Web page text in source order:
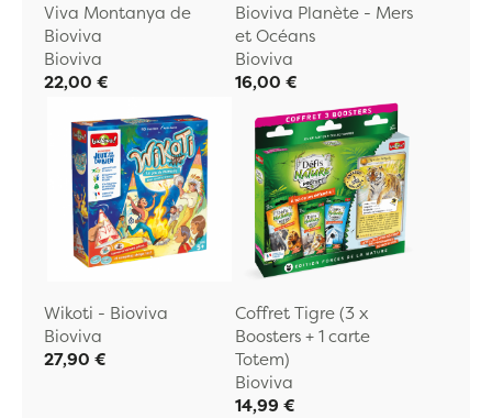
Viva Montanya de
Bioviva
Bioviva
22,00 €
Bioviva Planète - Mers
et Océans
Bioviva
16,00 €
Wikoti - Bioviva
Bioviva
27,90 €
Coffret Tigre (3 x
Boosters + 1 carte
Totem)
Bioviva
14,99 €